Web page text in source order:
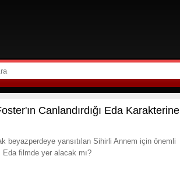
Canlandırdığı Eda Karakterine
beyazperdeye yansıtılan Sihirli Annem için önemli
Eda filmde yer alacak mı?